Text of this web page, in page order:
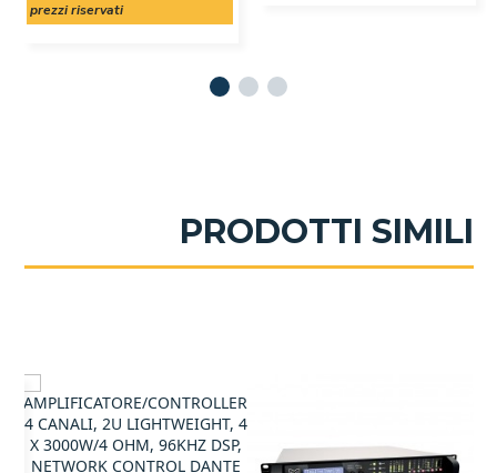
prezzi riservati
PRODOTTI SIMILI